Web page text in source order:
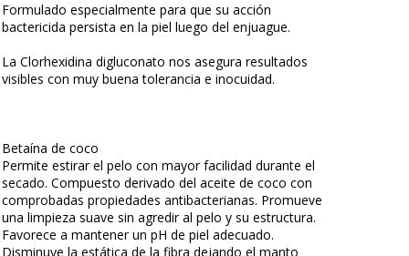
Formulado especialmente para que su acción
bactericida persista en la piel luego del enjuague.
La Clorhexidina digluconato nos asegura resultados
visibles con muy buena tolerancia e inocuidad.
Betaína de coco
Permite estirar el pelo con mayor facilidad durante el
secado. Compuesto derivado del aceite de coco con
comprobadas propiedades antibacterianas. Promueve
una limpieza suave sin agredir al pelo y su estructura.
Favorece a mantener un pH de piel adecuado.
Disminuye la estática de la fibra dejando el manto